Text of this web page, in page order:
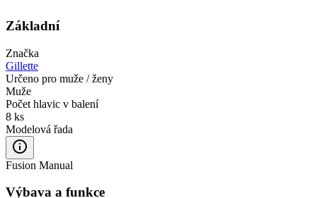
Základní
Značka
Gillette
Určeno pro muže / ženy
Muže
Počet hlavic v balení
8 ks
Modelová řada
Fusion Manual
Výbava a funkce